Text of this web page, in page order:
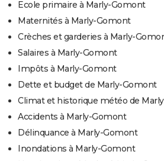
Ecole primaire à Marly-Gomont
Maternités à Marly-Gomont
Crèches et garderies à Marly-
Salaires à Marly-Gomont
Impôts à Marly-Gomont
Dette et budget de Marly-Gomont
Climat et historique météo de
Accidents à Marly-Gomont
Délinquance à Marly-Gomont
Inondations à Marly-Gomont